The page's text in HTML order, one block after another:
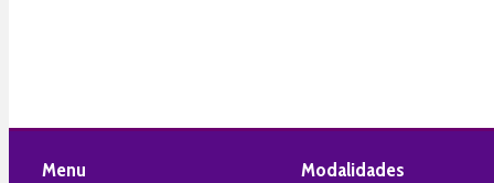
Menu Modalidades